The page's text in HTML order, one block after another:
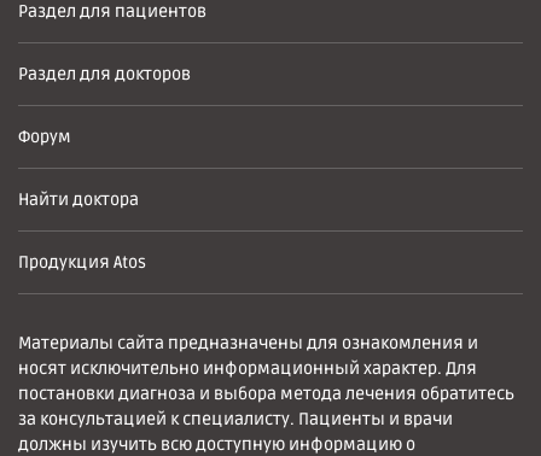
Раздел для пациентов
Раздел для докторов
Форум
Найти доктора
Продукция Atos
Материалы сайта предназначены для ознакомления и
носят исключительно информационный характер. Для
постановки диагноза и выбора метода лечения обратитесь
за консультацией к специалисту. Пациенты и врачи
должны изучить всю доступную информацию о